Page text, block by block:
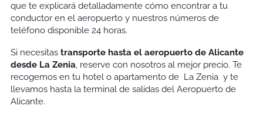
que te explicará detalladamente cómo encontrar a tu
conductor en el aeropuerto y nuestros números de
teléfono disponible 24 horas.
Si necesitas transporte hasta el aeropuerto de Alicante
desde La Zenia, reserve con nosotros al mejor precio. Te
recogemos en tu hotel o apartamento de La Zenia y te
llevamos hasta la terminal de salidas del Aeropuerto de
Alicante.